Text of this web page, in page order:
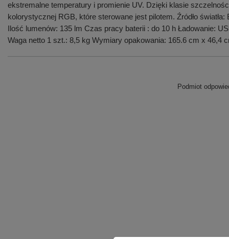
ekstremalne temperatury i promienie UV. Dzięki klasie
kolorystycznej RGB, które sterowane jest pilotem. Źródło
Ilość lumenów: 135 lm Czas pracy baterii : do 10 h Ładowanie:
Waga netto 1 szt.: 8,5 kg Wymiary opakowania: 165.6 cm x 46,4
Podmiot